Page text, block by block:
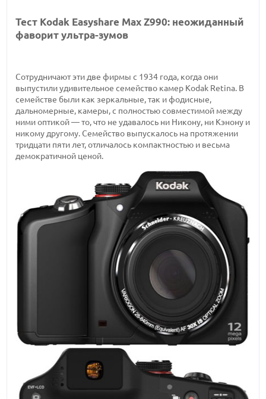
Тест Kodak Easyshare Max Z990: неожиданный
фаворит ультра-зумов
Сотрудничают эти две фирмы с 1934 года, когда они
выпустили удивительное семейство камер Kodak Retina. В
семействе были как зеркальные, так и фодисные,
дальномерные, камеры, с полностью совместимой между
ними оптикой — то, что не удавалось ни Никону, ни Кэнону и
никому другому. Семейство выпускалось на протяжении
тридцати пяти лет, отличалось компактностью и весьма
демократичной ценой.